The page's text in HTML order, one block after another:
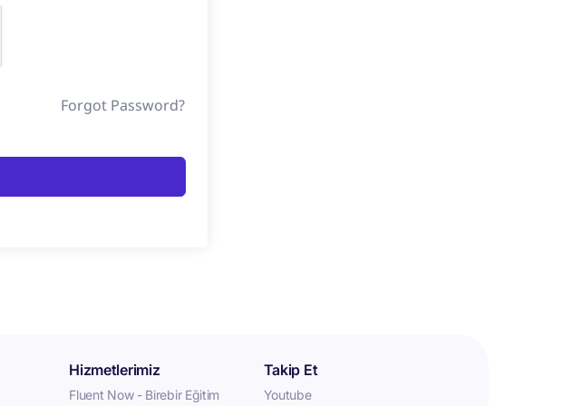
Forgot Password?
Hizmetlerimiz
Fluent Now - Birebir Eğitim
Takip Et
Youtube